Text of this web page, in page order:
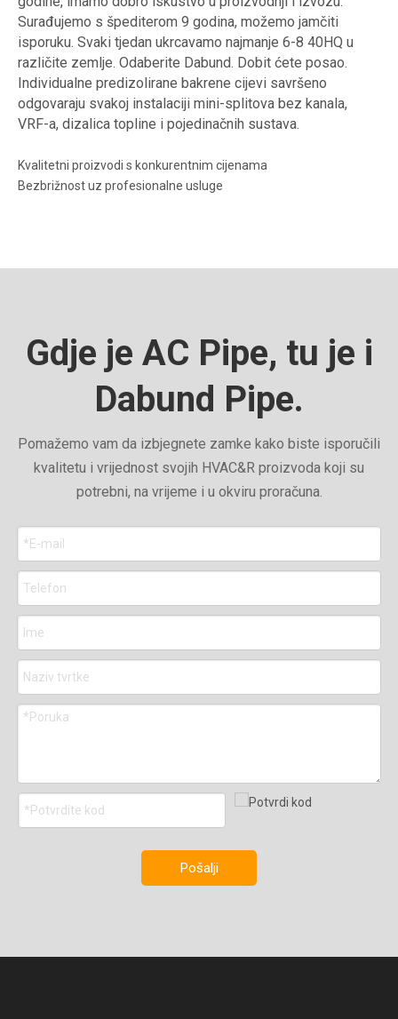
Surađujemo s špediterom 9 godina, možemo jamčiti
isporuku. Svaki tjedan ukrcavamo najmanje 6-8 40HQ u
različite zemlje. Odaberite Dabund. Dobit ćete posao.
Individualne predizolirane bakrene cijevi savršeno
odgovaraju svakoj instalaciji mini-splitova bez kanala,
VRF-a, dizalica topline i pojedinačnih sustava.
Kvalitetni proizvodi s konkurentnim cijenama
Bezbrižnost uz profesionalne usluge
Gdje je AC Pipe, tu je i
Dabund Pipe.
Pomažemo vam da izbjegnete zamke kako biste isporučili
kvalitetu i vrijednost svojih HVAC&R proizvoda koji su
potrebni, na vrijeme i u okviru proračuna.
Pošalji